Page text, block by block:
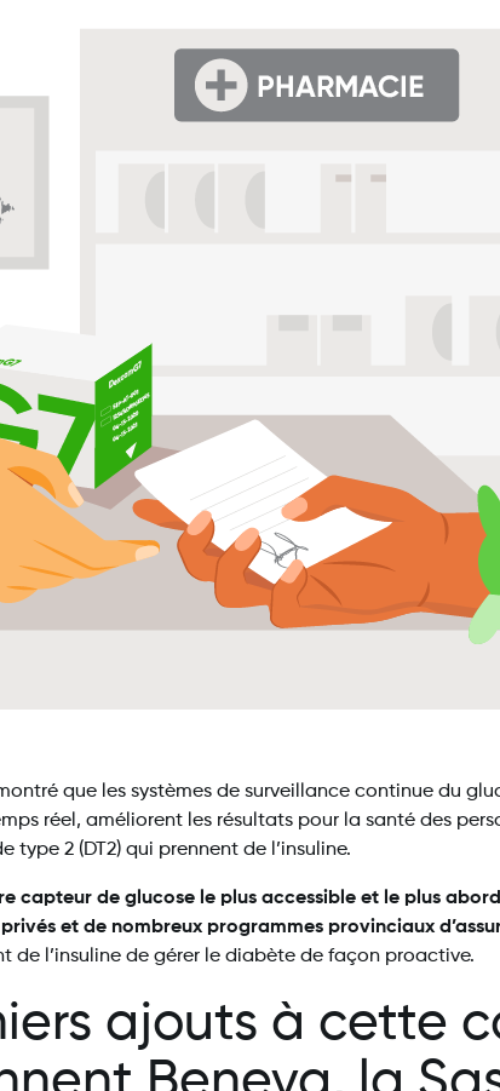
que les systèmes de surveillance continue du
réel, améliorent les résultats pour la santé des
type 2 (DT2) qui prennent de l’insuline.
capteur de glucose le plus accessible et le plus
et de nombreux programmes provinciaux
de l’insuline de gérer le diabète de façon proactive.
ajouts à cette